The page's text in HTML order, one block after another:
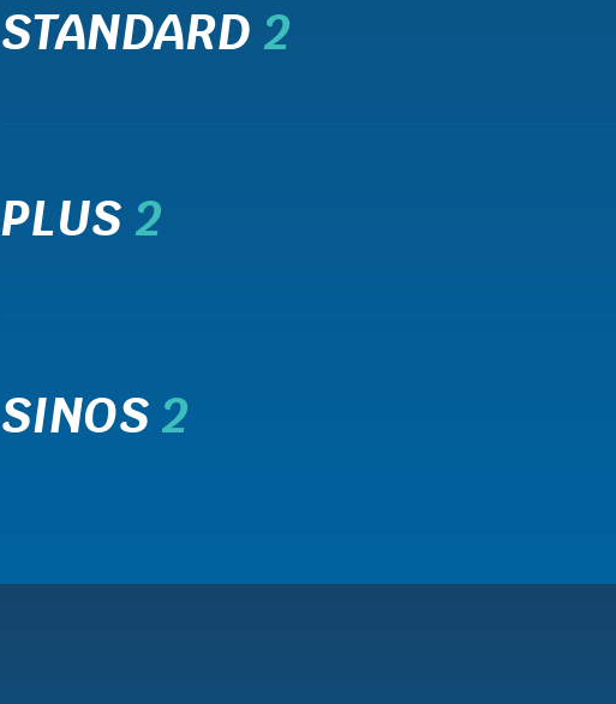
STANDARD 2
PLUS 2
SINOS2